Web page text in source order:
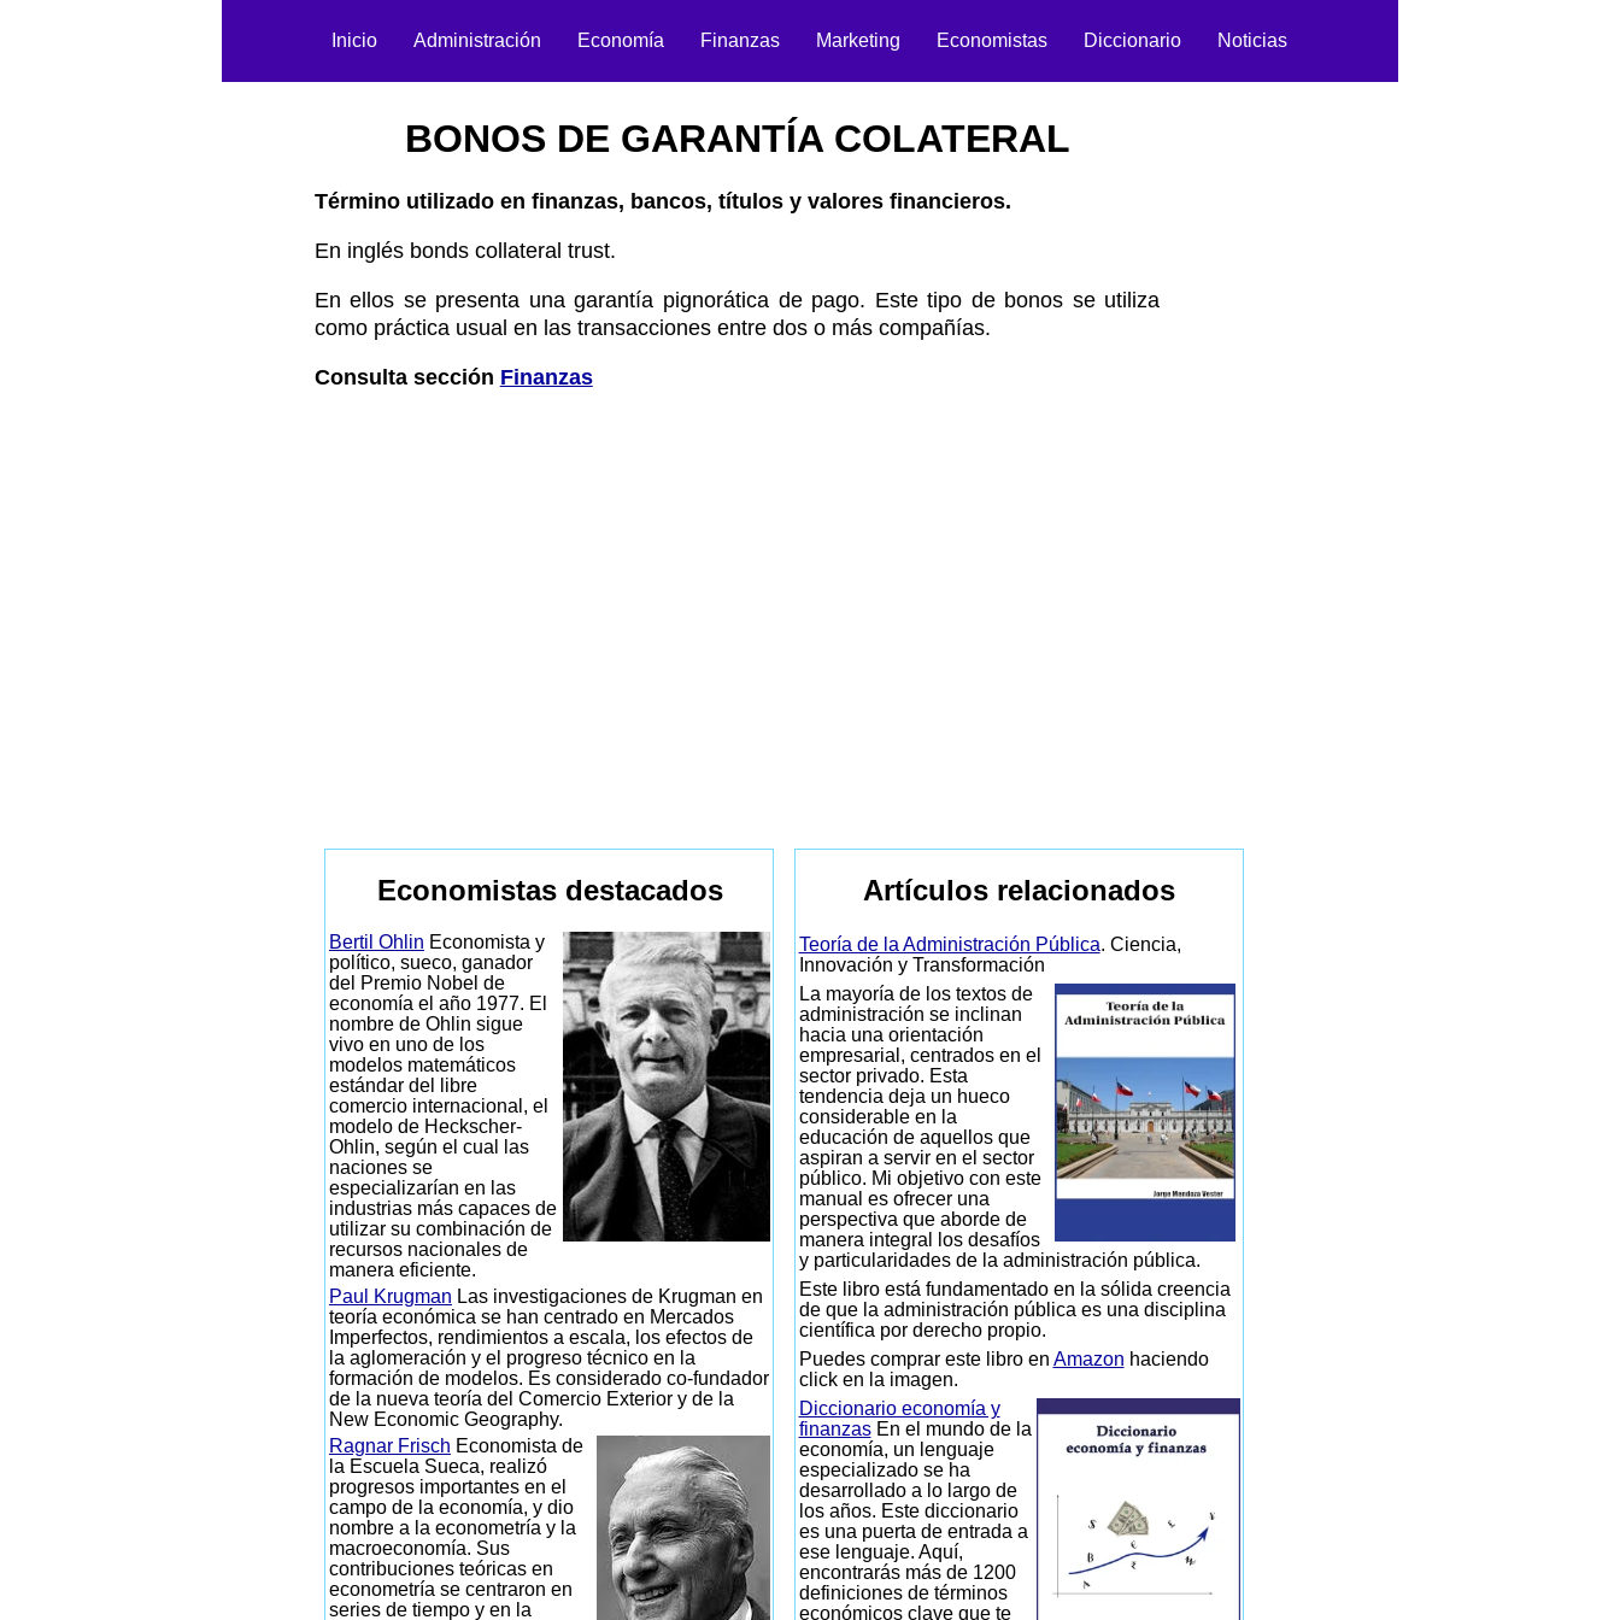
Inicio Administración Economía Finanzas Marketing Economistas Diccionario Noticias
BONOS DE GARANTÍA COLATERAL
Término utilizado en finanzas, bancos, títulos y valores financieros.
En inglés bonds collateral trust.
En ellos se presenta una garantía pignorática de pago. Este tipo de bonos se utiliza
como práctica usual en las transacciones entre dos o más compañías.
Consulta sección Finanzas
Economistas destacados
Bertil Ohlin Economista y
político, sueco, ganador
del Premio Nobel de
economía el año 1977. El
nombre de Ohlin sigue
vivo en uno de los
modelos matemáticos
estándar del libre
comercio internacional, el
modelo de Heckscher-
Ohlin, según el cual las
naciones se
especializarían en las
industrias más capaces de
utilizar su combinación de
recursos nacionales de
manera eficiente.
Paul Krugman Las investigaciones de Krugman en
teoría económica se han centrado en Mercados
Imperfectos, rendimientos a escala, los efectos de
la aglomeración y el progreso técnico en la
formación de modelos. Es considerado co-fundador
de la nueva teoría del Comercio Exterior y de la
New Economic Geography.
Ragnar Frisch Economista de
la Escuela Sueca, realizó
progresos importantes en el
campo de la economía, y dio
nombre a la econometría y la
macroeconomía. Sus
contribuciones teóricas en
econometría se centraron en
series de tiempo y en la
Artículos relacionados
Teoría de la Administración Pública. Ciencia,
Innovación y Transformación
La mayoría de los textos de
administración se inclinan
hacia una orientación
empresarial, centrados en el
sector privado. Esta
tendencia deja un hueco
considerable en la
educación de aquellos que
aspiran a servir en el sector
público. Mi objetivo con este
manual es ofrecer una
perspectiva que aborde de
manera integral los desafíos
y particularidades de la administración pública.
Este libro está fundamentado en la sólida creencia
de que la administración pública es una disciplina
científica por derecho propio.
Puedes comprar este libro en Amazon haciendo
click en la imagen.
Diccionario economía y
finanzasEn el mundo de la
economía, un lenguaje
especializado se ha
desarrollado a lo largo de
los años. Este diccionario
es una puerta de entrada a
ese lenguaje. Aquí,
encontrarás más de 1200
definiciones de términos
económicos clave que te